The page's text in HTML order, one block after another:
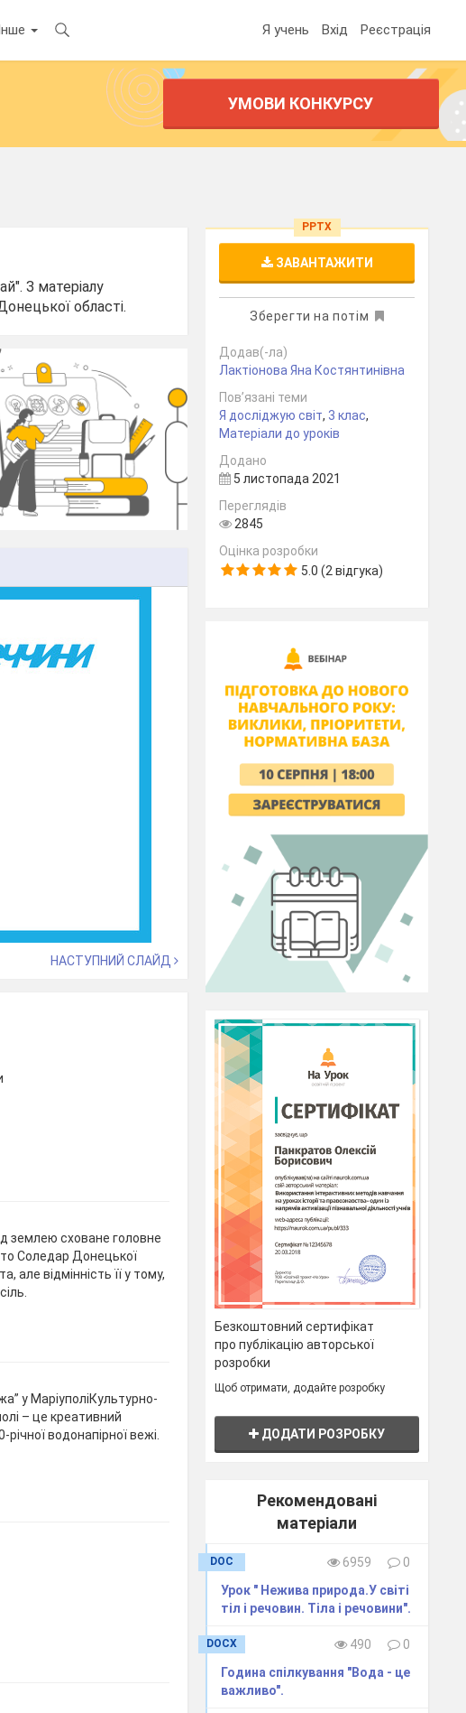
Я учень Вхід Реєстрація
УМОВИ КОНКУРСУ
З матеріалу
області.
НАСТУПНИЙ СЛАЙД
землею сховане головне
Соледар Донецької
але відмінність її у тому,
у МаріуполіКультурно-
– це креативний
водонапірної вежі.
PPTX
ЗАВАНТАЖИТИ
Зберегти на потім
Додав(-ла)
Лактіонова Яна Костянтинівна
Пов’язані теми
Я досліджую світ, 3 клас,
Матеріали до уроків
Додано
5 листопада 2021
Переглядів
2845
Оцінка розробки
5.0 (2 відгука)
Безкоштовний сертифікат
про публікацію авторської
розробки
Щоб отримати, додайте розробку
ДОДАТИ РОЗРОБКУ
Рекомендовані
матеріали
DOC 6959
0
Урок " Нежива природа.У світі
тіл і речовин. Тіла і речовини".
DOCX 490
0
Година спілкування "Вода - це
важливо".